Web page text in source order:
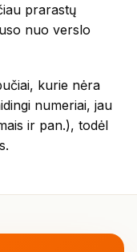
prarastų
nuo verslo
kurie nėra
numeriai, jau
ir pan.), todėl